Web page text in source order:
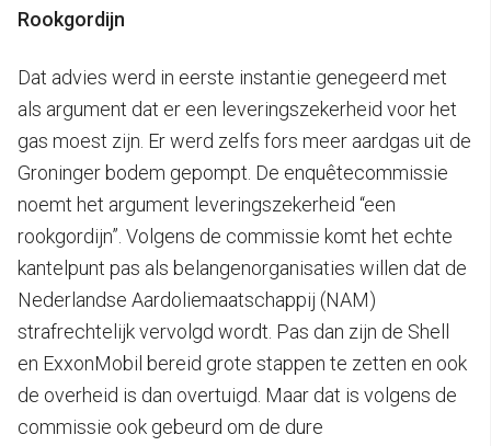
Rookgordijn
Dat advies werd in eerste instantie genegeerd met
als argument dat er een leveringszekerheid voor het
gas moest zijn. Er werd zelfs fors meer aardgas uit de
Groninger bodem gepompt. De enquêtecommissie
noemt het argument leveringszekerheid “een
rookgordijn”. Volgens de commissie komt het echte
kantelpunt pas als belangenorganisaties willen dat de
Nederlandse Aardoliemaatschappij (NAM)
strafrechtelijk vervolgd wordt. Pas dan zijn de Shell
en ExxonMobil bereid grote stappen te zetten en ook
de overheid is dan overtuigd. Maar dat is volgens de
commissie ook gebeurd om de dure